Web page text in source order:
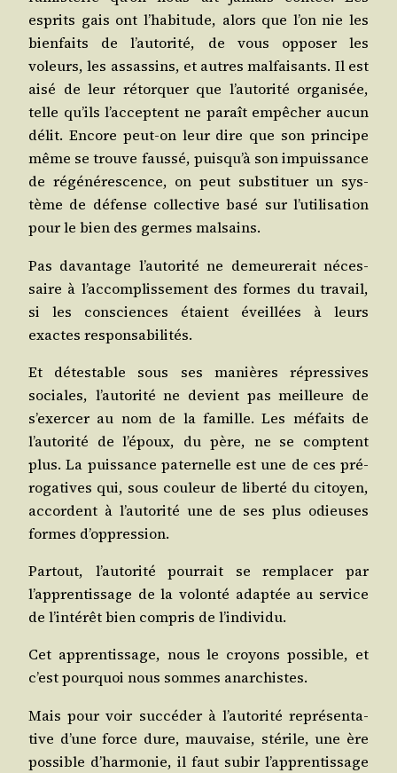
esprits gais ont l’habitude, alors que l’on nie les
bien­faits de l’autorité, de vous oppo­ser les
voleurs, les assas­sins, et autres mal­fai­sants. Il est
aisé de leur rétor­quer que l’autorité orga­ni­sée,
telle qu’ils l’acceptent ne paraît empê­cher aucun
délit. Encore peut-on leur dire que son prin­cipe
même se trouve faus­sé, puisqu’à son impuis­sance
de régé­né­res­cence, on peut sub­sti­tuer un sys­
tème de défense col­lec­tive basé sur l’utilisation
pour le bien des germes malsains.
Pas davan­tage l’autorité ne demeu­re­rait néces­
saire à l’accomplissement des formes du tra­vail,
si les consciences étaient éveillées à leurs
exactes responsabilités.
Et détes­table sous ses manières répres­sives
sociales, l’autorité ne devient pas meilleure de
s’exercer au nom de la famille. Les méfaits de
l’autorité de l’époux, du père, ne se comptent
plus. La puis­sance pater­nelle est une de ces pré­
ro­ga­tives qui, sous cou­leur de liber­té du citoyen,
accordent à l’autorité une de ses plus odieuses
formes d’oppression.
Par­tout, l’autorité pour­rait se rem­pla­cer par
l’apprentissage de la volon­té adap­tée au ser­vice
de l’intérêt bien com­pris de l’individu.
Cet appren­tis­sage, nous le croyons pos­sible, et
c’est pour­quoi nous sommes anarchistes.
Mais pour voir suc­cé­der à l’autorité repré­sen­ta­
tive d’une force dure, mau­vaise, sté­rile, une ère
pos­sible d’harmonie, il faut subir l’apprentissage